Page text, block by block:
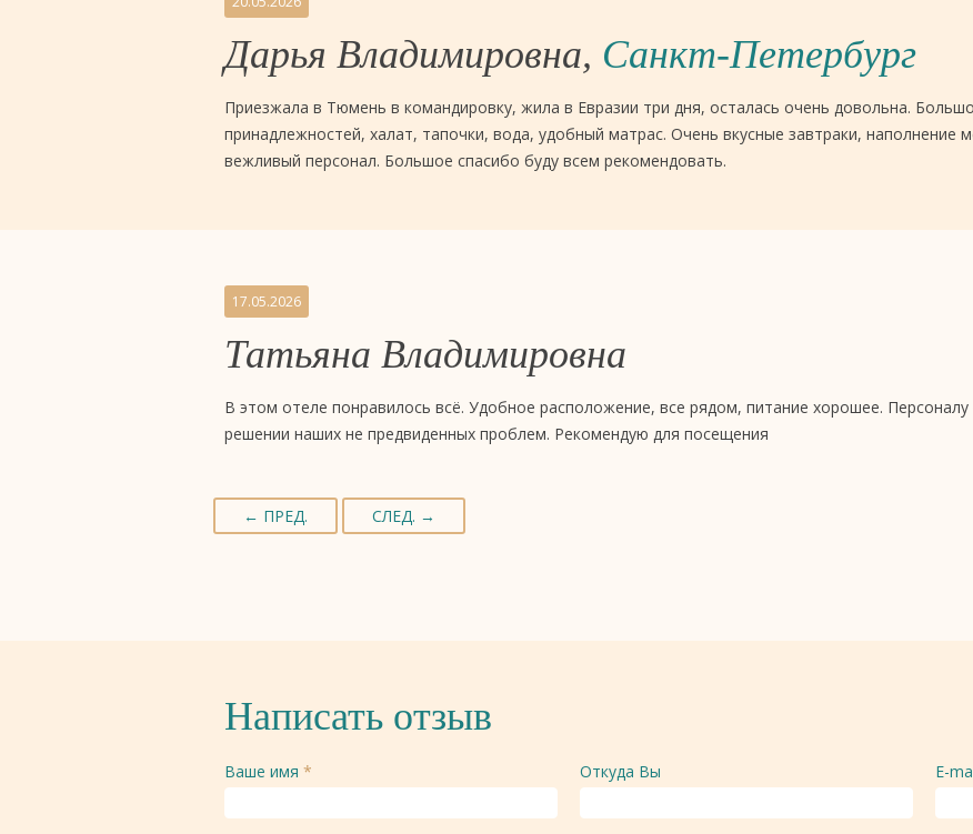
Дарья Владимировна, Санкт-Петербург
Приезжала в Тюмень в командировку, жила в Евразии три дня, осталась очень довольна.
принадлежностей, халат, тапочки, вода, удобный матрас. Очень вкусные завтраки, наполнение
вежливый персонал. Большое спасибо буду всем рекомендовать.
17.05.2026
Татьяна Владимировна
В этом отеле понравилось всё. Удобное расположение, все рядом, питание хорошее.
решении наших не предвиденных проблем. Рекомендую для посещения
← ПРЕД. СЛЕД. →
Написать отзыв
Ваше имя * Откуда Вы E-